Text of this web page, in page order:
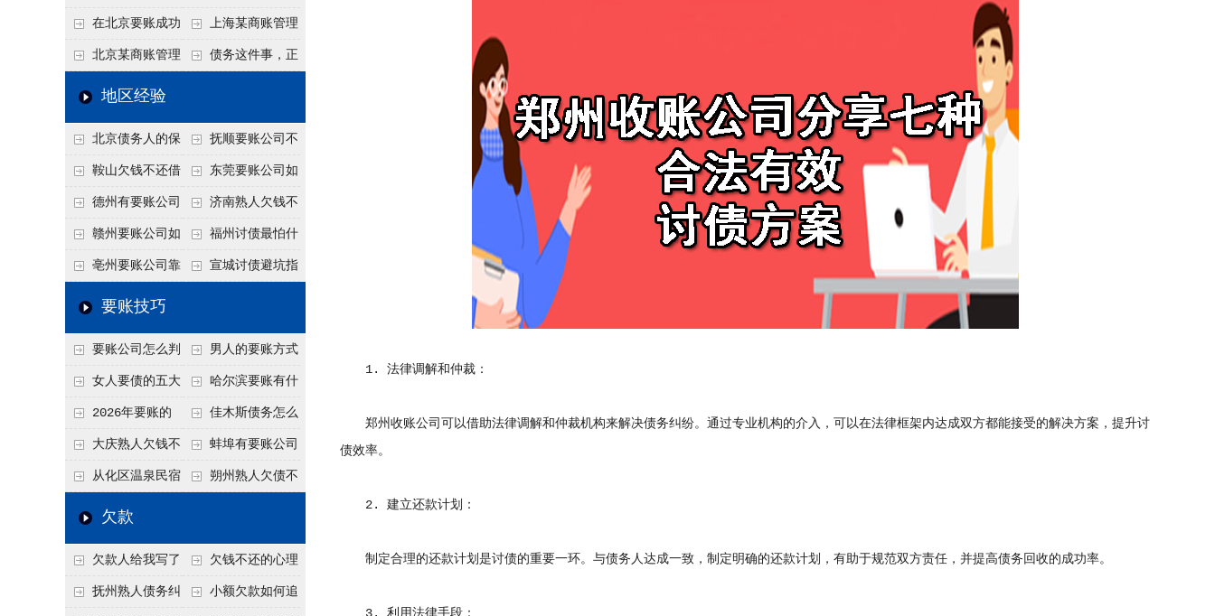
发展趋势深度解析
债要账公司发展趋势 2026年的发展趋势
在北京要账成功
率高吗？未来追账公
司发展趋势引发行业
上海某商账管理
机构聚焦合规服务
北京某商账管理
服务机构持续提升合
力企业化解应收账款
难题
债务这件事，正
地区经验
北京债务人的保
证人能不能找？担保
人的连带责任怎么追
抚顺要账公司不
敢透漏的追回方法是
什么？
鞍山欠钱不还借
口太多？2026年这3
句反问话术，直接把
他后路堵死
东莞要账公司如
何有效要账讨债？20
26年合法追债经验总
结！
德州有要账公司
吗？如何合法讨债才
不沾风险？
济南熟人欠钱不
还？
赣州要账公司如
何有效讨债？合法追
债四步秘籍
福州讨债最怕什
么？2026年这两个关
亳州要账公司靠
谱吗？合法讨债四步
宣城讨债避坑指
回！
要账技巧
要账公司怎么判
断这个案子能不能
接？接案评估的标准
男人的要账方式
是什么呢？
女人要债的五大
绝招,轻松搞定
哈尔滨要账有什
么合法手段？2026年
最新追账方式总结！
2026年要账的
七个小方法
佳木斯债务怎么
追回呢？2026年成功
要账就用这2招
大庆熟人欠钱不
还躲猫猫？2026年这
个“诉前调解”成功率
蚌埠有要账公司
吗？2026年这3个方
从化区温泉民宿
老板借钱不还？2026
施压，立马主动结清
朔州熟人欠债不
死账变活
欠款
欠款人给我写了
还款计划书有用吗？
欠钱不还的心理
是什么？读懂欠款人
抚州熟人债务纠 小额欠款如何追
1. 法律调解和仲裁：
郑州收账公司可以借助法律调解和仲裁机构来解决债务纠纷。通过专业机构的介入，可以在法律框架内达成双方都能接受的解决方案，提升讨
债效率。
2. 建立还款计划：
制定合理的还款计划是讨债的重要一环。与债务人达成一致，制定明确的还款计划，有助于规范双方责任，并提高债务回收的成功率。